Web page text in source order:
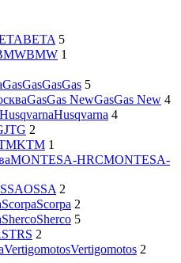
BETA 5
BMW 1
GasGasGasGas 5
GasGas NewGasGas New 4
HusqvarnaHusqvarna 4
JTG 2
KTM 1
MONTESA-HRCMONTESA-
OSSA 2
ScorpaScorpa 2
ShercoSherco 5
TRS 2
VertigomotosVertigomotos 2